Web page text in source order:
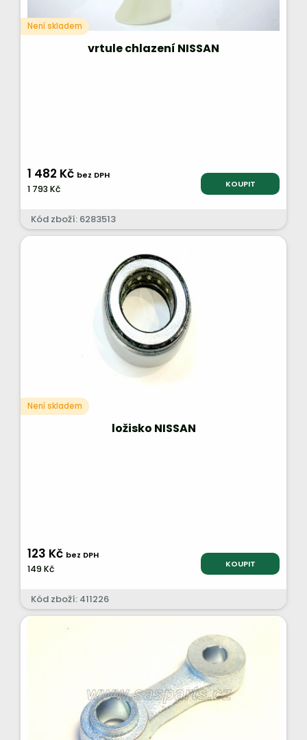
Není skladem
vrtule chlazení NISSAN
1 482 Kč bez DPH
1 793 Kč KOUPIT
Kód zboží: 6283513
Není skladem
ložisko NISSAN
123 Kč bez DPH
149 Kč KOUPIT
Kód zboží: 411226